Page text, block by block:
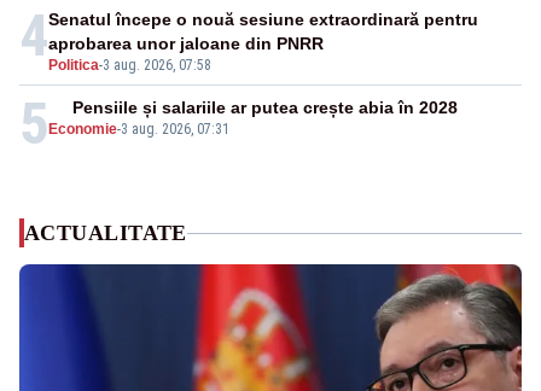
4 Politica-3 aug. 2026, 07:58
Senatul începe o nouă sesiune extraordinară pentru
aprobarea unor jaloane din PNRR
5 Economie-3 aug. 2026, 07:31
Pensiile și salariile ar putea crește abia în 2028
ACTUALITATE